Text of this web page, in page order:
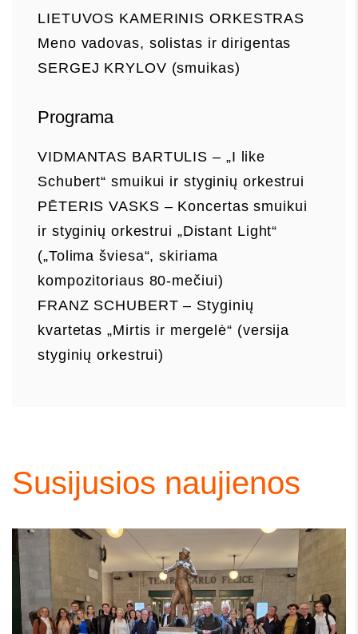
LIETUVOS KAMERINIS ORKESTRAS
Meno vadovas, solistas ir dirigentas
SERGEJ KRYLOV (smuikas)
Programa
VIDMANTAS BARTULIS – „I like
Schubert“ smuikui ir styginių orkestrui
PĒTERIS VASKS – Koncertas smuikui
ir styginių orkestrui „Distant Light“
(„Tolima šviesa“, skiriama
kompozitoriaus 80-mečiui)
FRANZ SCHUBERT – Styginių
kvartetas „Mirtis ir mergelė“ (versija
styginių orkestrui)
Susijusios naujienos